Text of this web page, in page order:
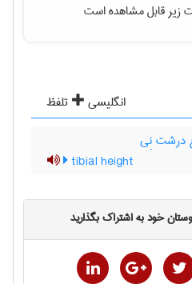
زیر قابل مشاهده است
انگلیسی
تلفظ
درشت نِی
tibial height
خود به اشتراک بگذارید